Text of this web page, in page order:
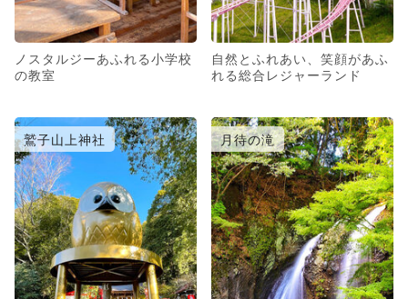
ノスタルジーあふれる小学校
の教室
自然とふれあい、笑顔があふ
れる総合レジャーランド
鷲子山上神社 月待の滝